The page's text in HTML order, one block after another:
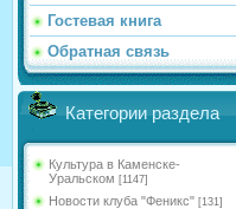
Гостевая книга
Обратная связь
Категории раздела
Культура в Каменске-
Уральском [1147]
Новости клуба "Феникс" [131]